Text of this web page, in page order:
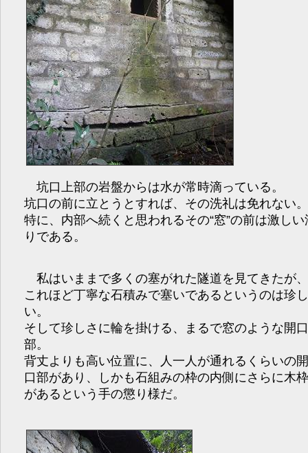
坑口上部の岩盤からは水が常時滴っている。
坑口の前に立とうとすれば、その洗礼は免れない
特に、内部へ続くと思われるその“窓”の前は激しい
りである。
私はいままで多くの塞がれた隧道を見てきたが
これほど丁寧な石積みで塞いであるというのは珍
い。
そして珍しさに輪を掛ける、まるで窓のような開
部。
背丈よりも高い位置に、人一人が通れるくらいの
口部があり、しかも石組みの枠の内側にさらに木
があるという手の懲り様だ。